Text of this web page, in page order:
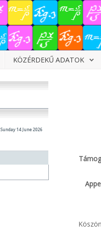
KÖZÉRDEKŰ ADATOK
Sunday 14 June 2026